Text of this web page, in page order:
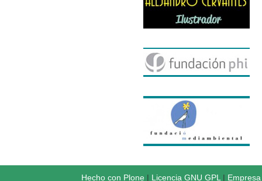
Hecho con Plone| Licencia GNU GPL |